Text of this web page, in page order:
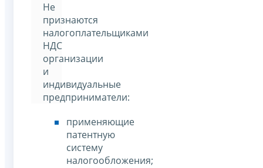
Не
признаются
налогоплательщиками
НДС
организации
и
индивидуальные
предприниматели:
применяющие
патентную
систему
налогообложения;